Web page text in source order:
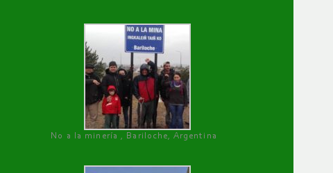
No a la minería , Bariloche, Argentina